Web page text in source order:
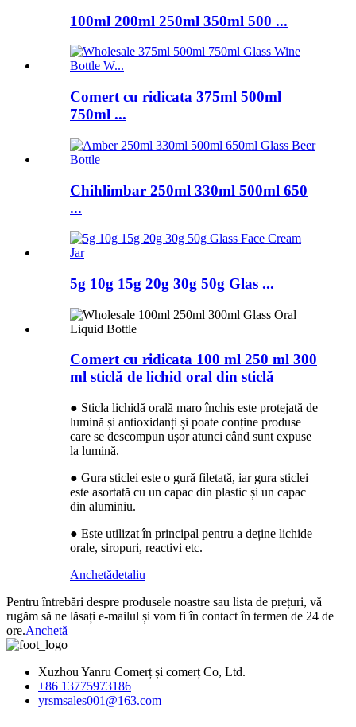
100ml 200ml 250ml 350ml 500 ...
Comert cu ridicata 375ml 500ml
750ml ...
Chihlimbar 250ml 330ml 500ml 650
...
5g 10g 15g 20g 30g 50g Glas ...
Comert cu ridicata 100 ml 250 ml 300
ml sticlă de lichid oral din sticlă
● Sticla lichidă orală maro închis este protejată de
lumină și antioxidanți și poate conține produse
care se descompun ușor atunci când sunt expuse
la lumină.
● Gura sticlei este o gură filetată, iar gura sticlei
este asortată cu un capac din plastic și un capac
din aluminiu.
● Este utilizat în principal pentru a deține lichide
orale, siropuri, reactivi etc.
Anchetădetaliu
Pentru întrebări despre produsele noastre sau lista de prețuri, vă
rugăm să ne lăsați e-mailul și vom fi în contact în termen de 24 de
ore.Anchetă
Xuzhou Yanru Comerț și comerț Co, Ltd.
+86 13775973186
yrsmsales001@163.com